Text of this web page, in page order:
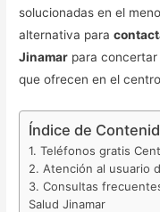
solucionadas en el
alternativa para
Jinamar para
que ofrecen en el
Índice de
Teléfonos gratis
Atención al usuario
Consultas
Salud Jinamar